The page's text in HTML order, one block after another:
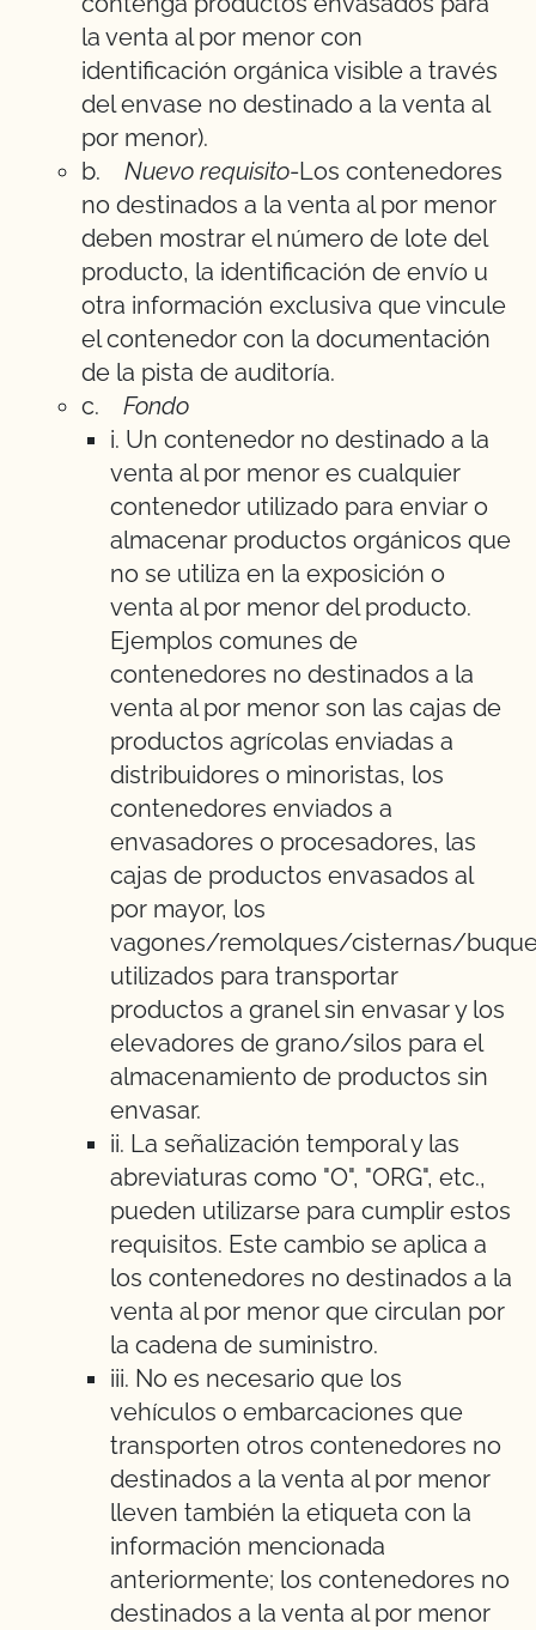
la venta al por menor con
identificación orgánica visible a través
del envase no destinado a la venta al
por menor).
b. Nuevo requisito-Los contenedores
no destinados a la venta al por menor
deben mostrar el número de lote del
producto, la identificación de envío u
otra información exclusiva que vincule
el contenedor con la documentación
de la pista de auditoría.
c. Fondo
i. Un contenedor no destinado a la
venta al por menor es cualquier
contenedor utilizado para enviar o
almacenar productos orgánicos que
no se utiliza en la exposición o
venta al por menor del producto.
Ejemplos comunes de
contenedores no destinados a la
venta al por menor son las cajas de
productos agrícolas enviadas a
distribuidores o minoristas, los
contenedores enviados a
envasadores o procesadores, las
cajas de productos envasados al
por mayor, los
vagones/remolques/cisternas/
utilizados para transportar
productos a granel sin envasar y los
elevadores de grano/silos para el
almacenamiento de productos sin
envasar.
ii. La señalización temporal y las
abreviaturas como "O", "ORG", etc.,
pueden utilizarse para cumplir estos
requisitos. Este cambio se aplica a
los contenedores no destinados a la
venta al por menor que circulan por
la cadena de suministro.
iii. No es necesario que los
vehículos o embarcaciones que
transporten otros contenedores no
destinados a la venta al por menor
lleven también la etiqueta con la
información mencionada
anteriormente; los contenedores no
destinados a la venta al por menor